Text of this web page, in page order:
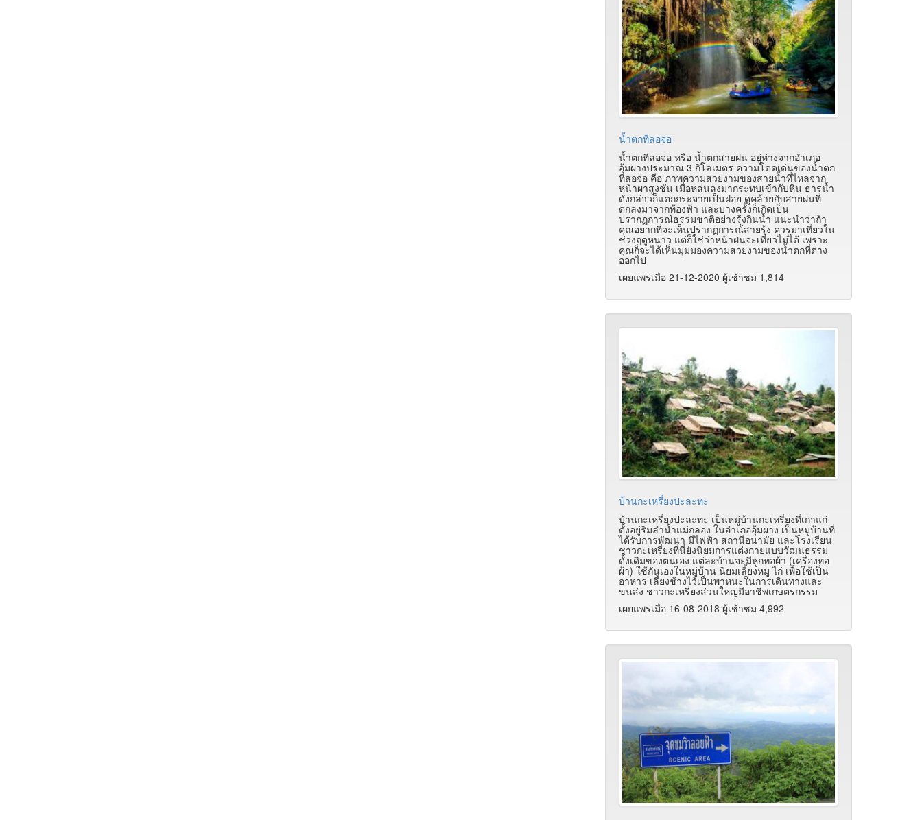
น้ำตกทีลอจ่อ
น้ำตกทีลอจ่อ หรือ น้ำตกสายฝน อยู่ห่างจากอำเภอ
อุ้มผางประมาณ 3 กิโลเมตร ความโดดเด่นของน้ำตก
ทีลอจ่อ คือ ภาพความสวยงามของสายน้ำที่ไหลจาก
หน้าผาสูงชัน เมื่อหล่นลงมากระทบเข้ากับหิน ธารน้ำ
ดังกล่าวก็แตกกระจายเป็นฝอย ดูคล้ายกับสายฝนที่
ตกลงมาจากท้องฟ้า และบางครั้งก็เกิดเป็น
ปรากฏการณ์ธรรมชาติอย่างรุ้งกินน้ำ แนะนำว่าถ้า
คุณอยากที่จะเห็นปรากฏการณ์สายรุ้ง ควรมาเที่ยวใน
ช่วงฤดูหนาว แต่ก็ใช่ว่าหน้าฝนจะเที่ยวไม่ได้ เพราะ
คุณก็จะได้เห็นมุมมองความสวยงามของน้ำตกที่ต่าง
ออกไป
เผยแพร่เมื่อ 21-12-2020 ผู้เช้าชม 1,814
บ้านกะเหรี่ยงปะละทะ
บ้านกะเหรี่ยงปะละทะ เป็นหมู่บ้านกะเหรี่ยงที่เก่าแก่
ตั้งอยู่ริมลำน้ำแม่กลอง ในอำเภออุ้มผาง เป็นหมู่บ้านที่
ได้รับการพัฒนา มีไฟฟ้า สถานีอนามัย และโรงเรียน
ชาวกะเหรี่ยงที่นี่ยังนิยมการแต่งกายแบบวัฒนธรรม
ดั้งเดิมของตนเอง แต่ละบ้านจะมีหูกทอผ้า (เครื่องทอ
ผ้า) ใช้กันเองในหมู่บ้าน นิยมเลี้ยงหมู ไก่ เพื่อใช้เป็น
อาหาร เลี้ยงช้างไว้เป็นพาหนะในการเดินทางและ
ขนส่ง ชาวกะเหรี่ยงส่วนใหญ่มีอาชีพเกษตรกรรม
เผยแพร่เมื่อ 16-08-2018 ผู้เช้าชม 4,992